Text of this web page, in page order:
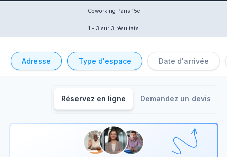
Coworking Paris 15e
1 - 3 sur 3 résultats
Adresse Type d'espace Date d'arrivée
Réservez en ligne Demandez un devis